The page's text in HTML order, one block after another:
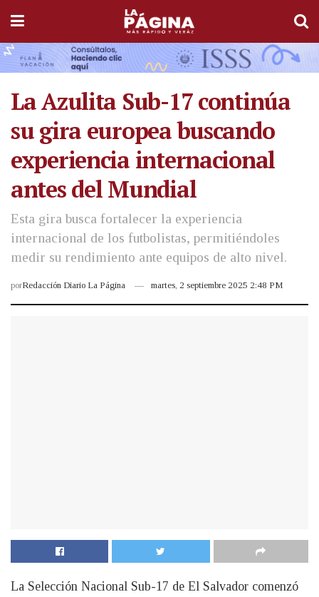
La Azulita Sub-17 continúa
su gira europea buscando
experiencia internacional
antes del Mundial
Esta gira busca fortalecer la experiencia
internacional de los futbolistas, permitiéndoles
medir su rendimiento ante equipos de alto nivel.
porRedacción Diario La Página martes, 2 septiembre 2025 2:48 PM
La Selección Nacional Sub-17 de El Salvador comenzó